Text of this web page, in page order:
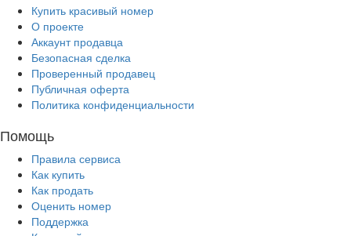
Купить красивый номер
О проекте
Аккаунт продавца
Безопасная сделка
Проверенный продавец
Публичная оферта
Политика конфиденциальности
Помощь
Правила сервиса
Как купить
Как продать
Оценить номер
Поддержка